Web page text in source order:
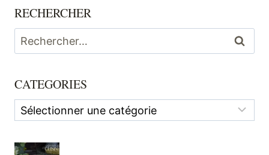
RECHERCHER
Rechercher :
CATEGORIES
Categories